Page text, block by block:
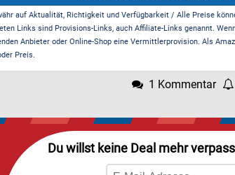
auf Aktualität, Richtigkeit und Verfügbarkeit / Alle Preise
Links sind Provisions-Links, auch Affiliate-Links genannt.
Anbieter oder Online-Shop eine Vermittlerprovision. Als
Preis.
1 Kommentar
Du willst keine Deal mehr